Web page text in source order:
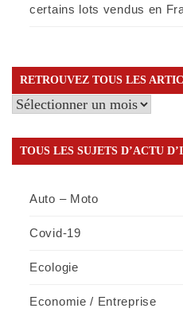
certains lots vendus en
RETROUVEZ TOUS LES
Retrouvez
les
articles
TOUS LES SUJETS D’ACTU
Auto – Moto
Covid-19
Ecologie
Economie / Entreprise